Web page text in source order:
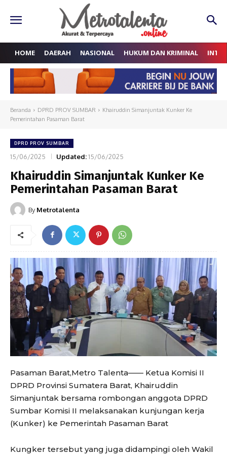
HOME DAERAH NASIONAL HUKUM DAN KRIMINAL
Beranda DPRD PROV SUMBAR
Khairuddin Simanjuntak Kunker Ke
Pemerintahan Pasaman Barat
DPRD PROV SUMBAR
15/06/2025 Updated:15/06/2025
Khairuddin Simanjuntak Kunker Ke
Pemerintahan Pasaman Barat
By Metrotalenta
Pasaman Barat,Metro Talenta—— Ketua Komisi II
DPRD Provinsi Sumatera Barat, Khairuddin
Simanjuntak bersama rombongan anggota DPRD
Sumbar Komisi II melaksanakan kunjungan kerja
(Kunker) ke Pemerintah Pasaman Barat
Kungker tersebut yang juga didampingi oleh Wakil